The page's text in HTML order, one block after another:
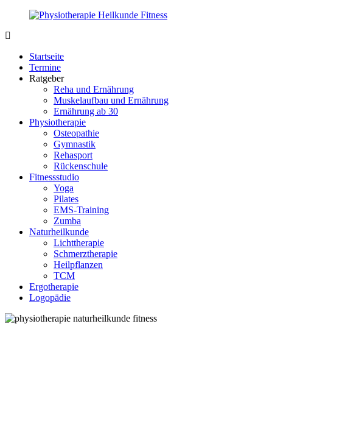
Zurück
Inhalt
Fit.de
Körper
Startseite
Termine
Ratgeber
Reha und Ernährung
Muskelaufbau und Ernährung
Ernährung ab 30
Physiotherapie
Osteopathie
Gymnastik
Rehasport
Rückenschule
Fitnessstudio
Yoga
Pilates
EMS-Training
Zumba
Naturheilkunde
Lichttherapie
Schmerztherapie
Heilpflanzen
TCM
Ergotherapie
Logopädie